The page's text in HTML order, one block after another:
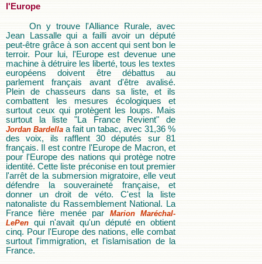
l'Europe
On y trouve l'Alliance Rurale, avec
Jean Lassalle qui a failli avoir un député
peut-être grâce à son accent qui sent bon le
terroir. Pour lui, l'Europe est devenue une
machine à détruire les liberté, tous les textes
européens doivent être débattus au
parlement français avant d'être avalisé.
Plein de chasseurs dans sa liste, et ils
combattent les mesures écologiques et
surtout ceux qui protègent les loups. Mais
surtout la liste "La France Revient" de
Jordan Bardella a fait un tabac, avec 31,36 %
des voix, ils rafflent 30 députés sur 81
français. Il est contre l'Europe de Macron, et
pour l'Europe des nations qui protège notre
identité. Cette liste préconise en tout premier
l'arrêt de la submersion migratoire, elle veut
défendre la souveraineté française, et
donner un droit de véto. C'est la liste
natonaliste du Rassemblement National. La
France fière menée par Marion Maréchal-
LePen qui n'avait qu'un député en obtient
cinq. Pour l'Europe des nations, elle combat
surtout l'immigration, et l'islamisation de la
France.